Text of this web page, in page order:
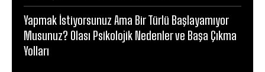
Yapmak İstiyorsunuz Ama Bir Türlü Başlayamıyor
Musunuz? Olası Psikolojik Nedenler ve Başa Çıkma
Yolları